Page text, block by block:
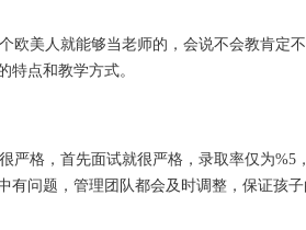
欧美人就能够当老师的，会说不会教肯定不
特点和教学方式。
严格，首先面试就很严格，录取率仅为%5
有问题，管理团队都会及时调整，保证孩子